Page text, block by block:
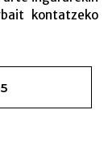
kontatzeko